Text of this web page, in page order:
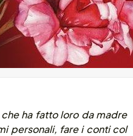
ha fatto loro da madre
personali, fare i conti col